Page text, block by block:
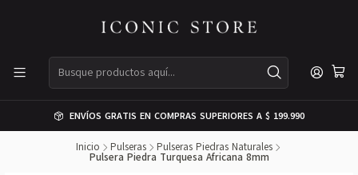
ENVÍOS GRATIS EN COMPRAS SUPERIORES A $ 199.990
Inicio Pulseras Pulseras Piedras Naturales
Pulsera Piedra Turquesa Africana 8mm